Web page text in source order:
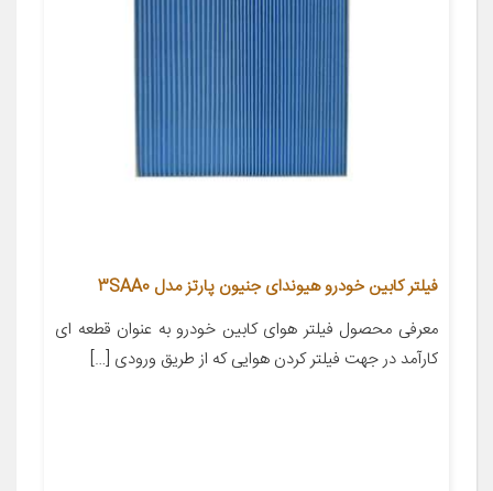
فیلتر کابین خودرو هیوندای جنیون پارتز مدل 3SAA0
معرفی محصول فیلتر هوای کابین خودرو به عنوان قطعه ای
کارآمد در جهت فیلتر کردن هوایی که از طریق ورودی […]